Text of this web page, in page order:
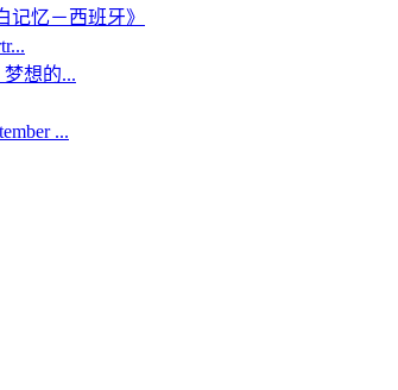
忆－西班牙》
梦想的...
...